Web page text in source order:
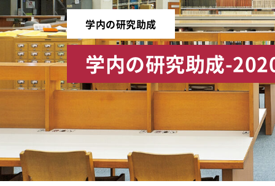
学内の研究助成
学内の研究助成-